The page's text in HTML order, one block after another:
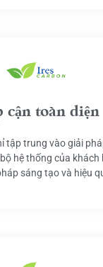
cận toàn diện
tập trung vào giải
hệ thống của khách
sáng tạo và hiệu